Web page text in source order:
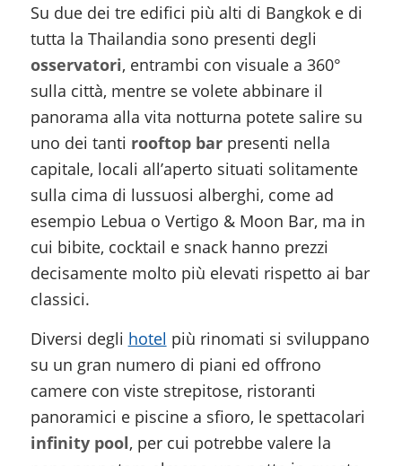
Su due dei tre edifici più alti di Bangkok e di
tutta la Thailandia sono presenti degli
osservatori, entrambi con visuale a 360°
sulla città, mentre se volete abbinare il
panorama alla vita notturna potete salire su
uno dei tanti rooftop barpresenti nella
capitale, locali all’aperto situati solitamente
sulla cima di lussuosi alberghi, come ad
esempio Lebua o Vertigo & Moon Bar, ma in
cui bibite, cocktail e snack hanno prezzi
decisamente molto più elevati rispetto ai bar
classici.
Diversi degli hotel più rinomati si sviluppano
su un gran numero di piani ed offrono
camere con viste strepitose, ristoranti
panoramici e piscine a sfioro, le spettacolari
infinity pool, per cui potrebbe valere la